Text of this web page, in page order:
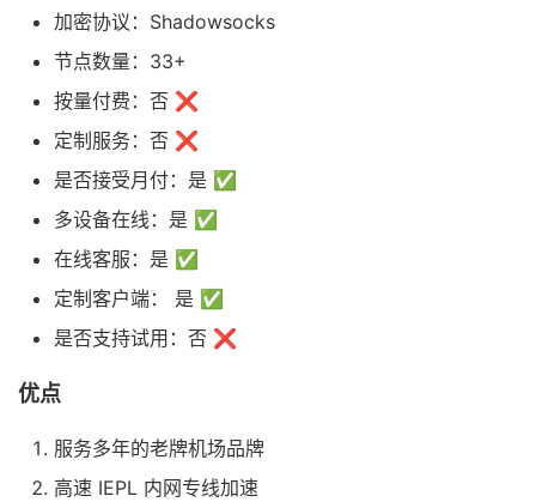
加密协议：Shadowsocks
节点数量：33+
按量付费：否 ❌
定制服务：否 ❌
是否接受月付：是 ✅
多设备在线：是 ✅
在线客服：是 ✅
定制客户端： 是 ✅
是否支持试用：否 ❌
优点
服务多年的老牌机场品牌
高速 IEPL 内网专线加速